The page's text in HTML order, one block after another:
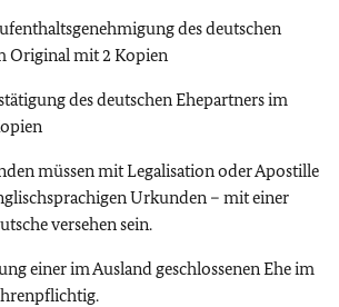
des deutschen
Original mit 2 Kopien
des deutschen Ehepartners im
müssen mit Legalisation oder Apostille
Urkunden – mit einer
versehen sein.
einer im Ausland geschlossenen Ehe im